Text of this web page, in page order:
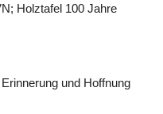
Holztafel 100 Jahre
und Hoffnung